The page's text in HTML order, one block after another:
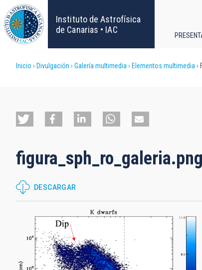
Pasar
al
contenido
principal
Instituto de Astrofísica
de Canarias • IAC
Sobrescribir
de
a
la
navegación
Inicio Divulgación Galería multimedia Elementos multimedia
figura_sph_ro_galeria.png
DESCARGAR